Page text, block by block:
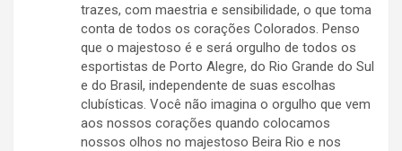
trazes, com maestria e sensibilidade, o que toma
conta de todos os corações Colorados. Penso
que o majestoso é e será orgulho de todos os
esportistas de Porto Alegre, do Rio Grande do Sul
e do Brasil, independente de suas escolhas
clubísticas. Você não imagina o orgulho que vem
aos nossos corações quando colocamos
nossos olhos no majestoso Beira Rio e nos